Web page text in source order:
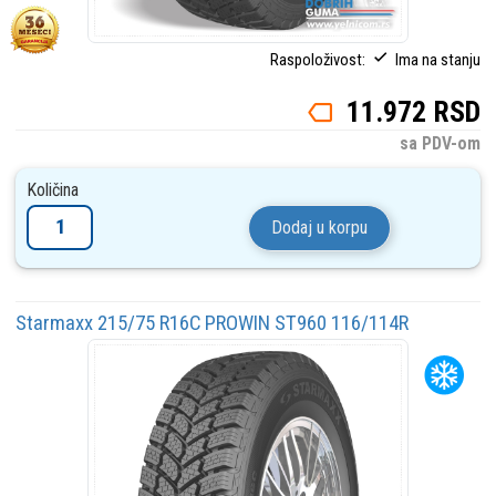
Raspoloživost: Ima na stanju
11.972 RSD
sa PDV-om
Količina
Dodaj u korpu
Starmaxx 215/75 R16C PROWIN ST960 116/114R